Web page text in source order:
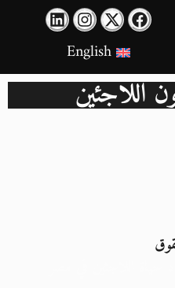
English
اللاجئين